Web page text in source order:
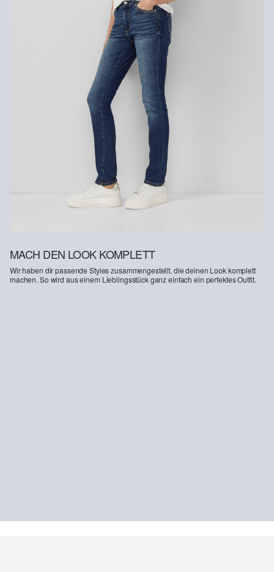
Rückerstattungsbetrag abgezogen.
Gastkunden können ihre Artikel innerhalb von 14 Tagen nach
Erhalt der Ware an uns zurückschicken. Fashion Card und VIP
Kunden haben nach Erhalt der Ware 30 Tage Zeit, um ihre Artikel
an uns zurückzusenden.
Weitere Informationen sind unserer „Hilfe & FAQ
Deine Retoure kannst du HIER online anmelden.
MACH DEN LOOK KOMPLETT
Wir haben dir passende Styles zusammengestellt, die deinen Look komplett
machen. So wird aus einem Lieblingsstück ganz einfach ein perfektes Outfit.